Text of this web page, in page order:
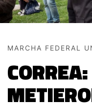
MARCHA FEDERAL